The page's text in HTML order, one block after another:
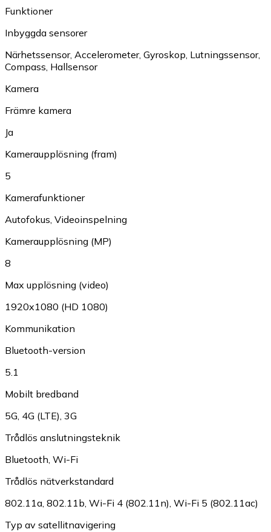
Funktioner
Inbyggda sensorer
Närhetssensor, Accelerometer, Gyroskop, Lutningssensor,
Compass, Hallsensor
Kamera
Främre kamera
Ja
Kameraupplösning (fram)
5
Kamerafunktioner
Autofokus, Videoinspelning
Kameraupplösning (MP)
8
Max upplösning (video)
1920x1080 (HD 1080)
Kommunikation
Bluetooth-version
5.1
Mobilt bredband
5G, 4G (LTE), 3G
Trådlös anslutningsteknik
Bluetooth, Wi-Fi
Trådlös nätverkstandard
802.11a, 802.11b, Wi-Fi 4 (802.11n), Wi-Fi 5 (802.11ac)
Typ av satellitnavigering